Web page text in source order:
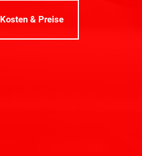
Kosten & Preise